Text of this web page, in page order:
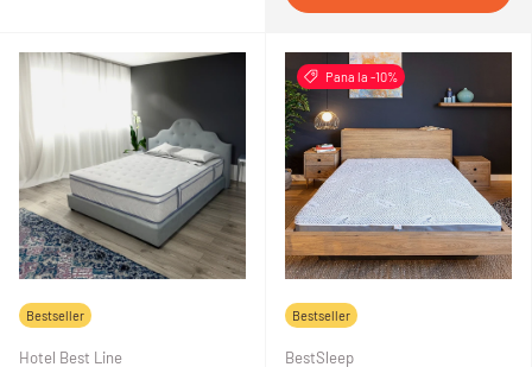
matlasata, detasabila,
fermitate medie
Bestseller
Hotel Best Line
Pana la -10%
Bestseller
BestSleep